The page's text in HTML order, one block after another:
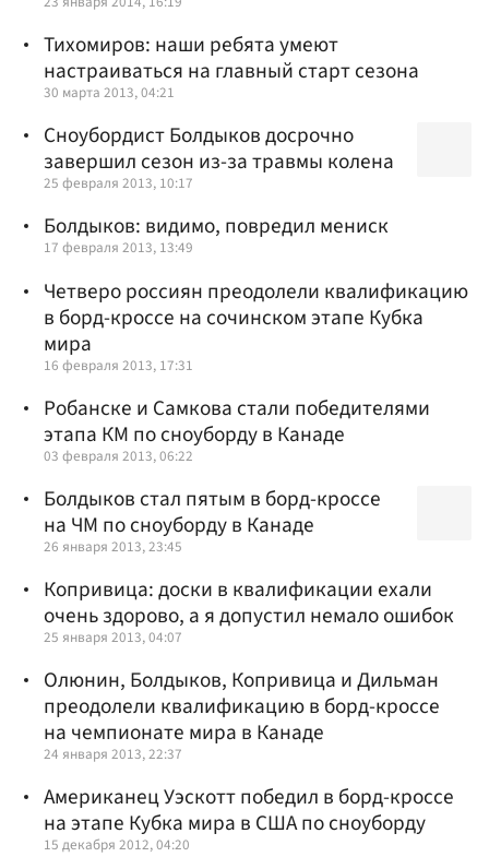
Тихомиров: наши ребята умеют
настраиваться на главный старт сезона
30 марта 2013, 04:21
Сноубордист Болдыков досрочно
завершил сезон из-за травмы колена
25 февраля 2013, 10:17
Болдыков: видимо, повредил мениск
17 февраля 2013, 13:49
Четверо россиян преодолели квалификацию
в борд-кроссе на сочинском этапе Кубка
мира
16 февраля 2013, 17:31
Робанске и Самкова стали победителями
этапа КМ по сноуборду в Канаде
03 февраля 2013, 06:22
Болдыков стал пятым в борд-кроссе
на ЧМ по сноуборду в Канаде
26 января 2013, 23:45
Копривица: доски в квалификации ехали
очень здорово, а я допустил немало ошибок
25 января 2013, 04:07
Олюнин, Болдыков, Копривица и Дильман
преодолели квалификацию в борд-кроссе
на чемпионате мира в Канаде
24 января 2013, 22:37
Американец Уэскотт победил в борд-кроссе
на этапе Кубка мира в США по сноуборду
15 декабря 2012, 04:20